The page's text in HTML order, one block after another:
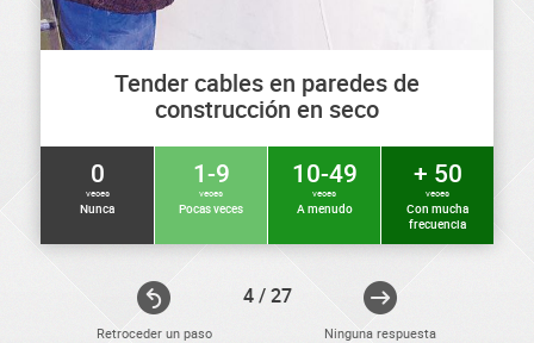
Retroceder un paso
Tender cables en paredes de
construcción en seco
0
veces
Nunca
1-9
veces
Pocas veces
10-49
veces
A menudo
+ 50
veces
Con mucha
frecuencia
4 / 27
Ninguna respuesta